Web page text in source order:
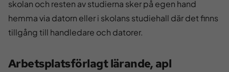
skolan och resten av studierna sker på egen hand
hemma via datorn eller i skolans studiehall där det finns
tillgång till handledare och datorer.
Arbetsplatsförlagt lärande, apl